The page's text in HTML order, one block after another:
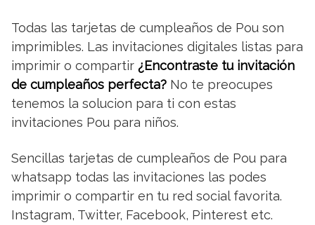
Todas las tarjetas de cumpleaños de Pou son
imprimibles. Las invitaciones digitales listas para
imprimir o compartir ¿Encontraste tu invitación
de cumpleaños perfecta? No te preocupes
tenemos la solucion para ti con estas
invitaciones Pou para niños.
Sencillas tarjetas de cumpleaños de Pou para
whatsapp todas las invitaciones las podes
imprimir o compartir en tu red social favorita.
Instagram, Twitter, Facebook, Pinterest etc.